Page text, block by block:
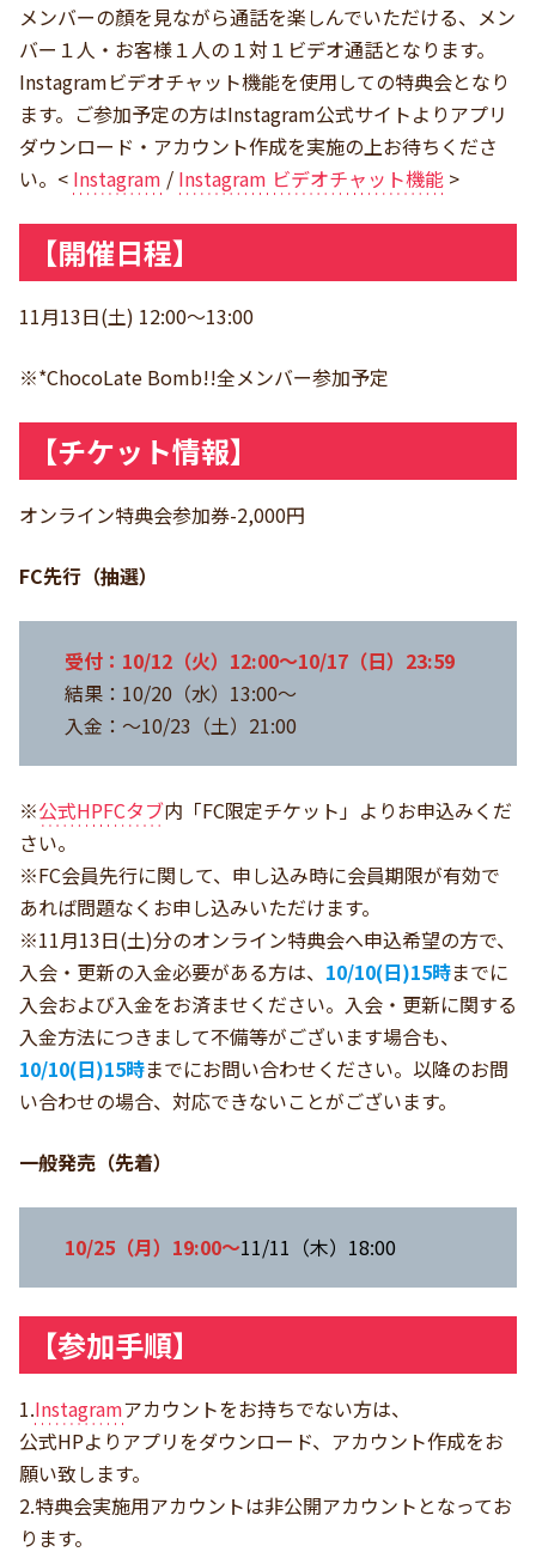
メンバーの顏を見ながら通話を楽しんでいただける、メン
バー１人・お客様１人の１対１ビデオ通話となります。
Instagramビデオチャット機能を使用しての特典会となり
ます。ご参加予定の方はInstagram公式サイトよりアプリ
ダウンロード・アカウント作成を実施の上お待ちくださ
い。< Instagram / Instagram ビデオチャット機能 >
【開催日程】
11月13日(土) 12:00〜13:00
※*ChocoLate Bomb!!全メンバー参加予定
【チケット情報】
オンライン特典会参加券-2,000円
FC先行（抽選）
受付：10/12（火）12:00～10/17（日）23:59
結果：10/20（水）13:00～
入金：～10/23（土）21:00
※公式HPFCタブ内「FC限定チケット」よりお申込みくだ
さい。
※FC会員先行に関して、申し込み時に会員期限が有効で
あれば問題なくお申し込みいただけます。
※11月13日(土)分のオンライン特典会へ申込希望の方で、
入会・更新の入金必要がある方は、 10/10(日)15時までに
入会および入金をお済ませください。入会・更新に関する
入金方法につきまして不備等がございます場合も、
10/10(日)15時までにお問い合わせください。以降のお問
い合わせの場合、対応できないことがございます。
一般発売（先着）
10/25（月）19:00～11/11（木）18:00
【参加手順】
1.Instagramアカウントをお持ちでない方は、
公式HPよりアプリをダウンロード、アカウント作成をお
願い致します。
2.特典会実施用アカウントは非公開アカウントとなってお
ります。